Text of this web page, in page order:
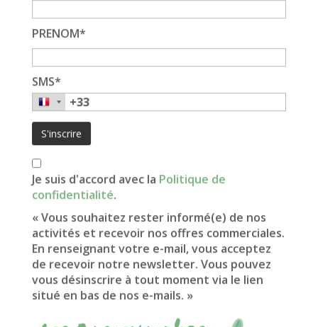
Tarifs de Rentrée
du 29 août au 26 septembre
763€
Chambres parents avec lit 140x200 et
chambre avec 2 lits superposés et un lit
simple 80x200
Look contemporain
*Tarif indicatif TTC, hors frais, taxes de
séjour et tout autres frais en sus
PRENOM*
SMS*
Je suis d'accord avec la Politique de
confidentialité.
« Vous souhaitez rester informé(e) de nos
activités et recevoir nos offres commerciales.
En renseignant votre e-mail, vous acceptez
de recevoir notre newsletter. Vous pouvez
vous désinscrire à tout moment via le lien
situé en bas de nos e-mails. »